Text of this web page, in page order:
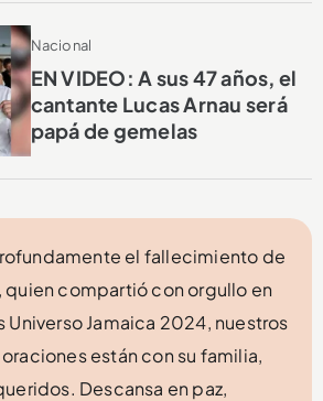
Nacional
EN VIDEO: A sus 47 años, el
cantante Lucas Arnau será
papá de gemelas
el fallecimiento de
quien compartió con orgullo en
Universo Jamaica 2024, nuestros
están con su familia,
Descansa en paz,